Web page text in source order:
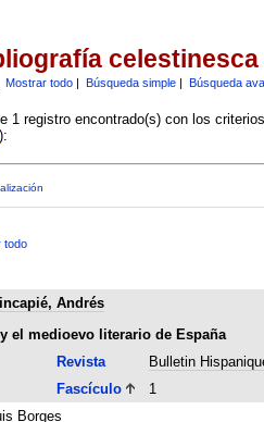
celestinesca
Mostrar todo| Búsqueda simple| Búsqueda
1 registro encontrado(s) con los
):
todo
Andrés
el medioevo literario de España
Revista
Bulletin
Fascículo
1
Borges